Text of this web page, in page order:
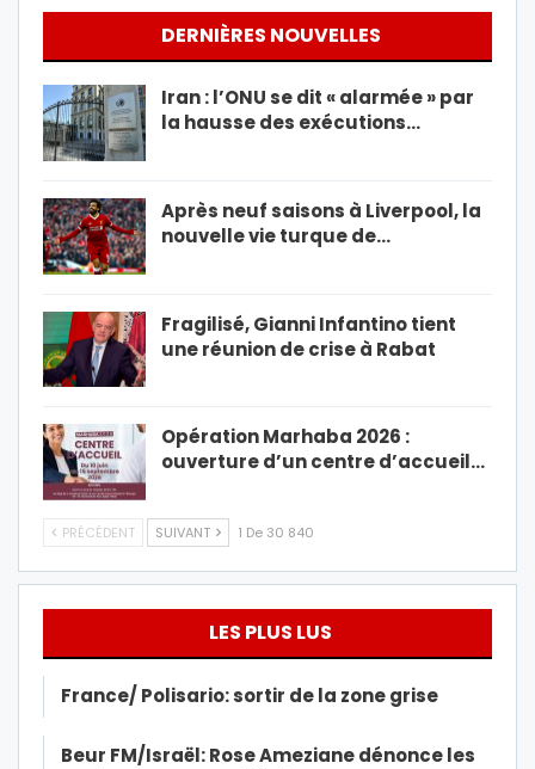
DERNIÈRES NOUVELLES
Iran : l’ONU se dit « alarmée » par
la hausse des exécutions…
Après neuf saisons à Liverpool, la
nouvelle vie turque de…
Fragilisé, Gianni Infantino tient
une réunion de crise à Rabat
Opération Marhaba 2026 :
ouverture d’un centre d’accueil…
PRÉCÉDENT SUIVANT 1 De 30 840
LES PLUS LUS
France/ Polisario: sortir de la zone grise
Beur FM/Israël: Rose Ameziane dénonce les